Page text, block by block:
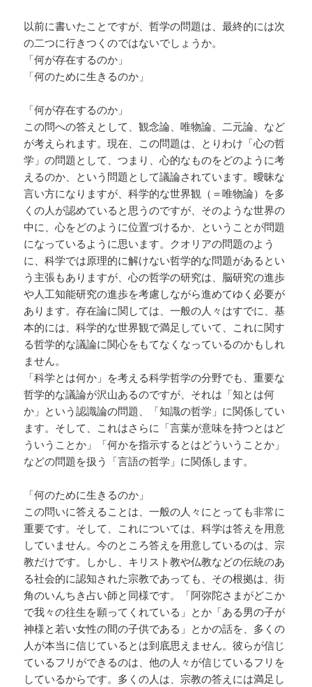
以前に書いたことですが、哲学の問題は、最終的には次
の二つに行きつくのではないでしょうか。
「何が存在するのか」
「何のために生きるのか」
「何が存在するのか」
この問への答えとして、観念論、唯物論、二元論、など
が考えられます。現在、この問題は、とりわけ「心の哲
学」の問題として、つまり、心的なものをどのように考
えるのか、という問題として議論されています。曖昧な
言い方になりますが、科学的な世界観（＝唯物論）を多
くの人が認めていると思うのですが、そのような世界の
中に、心をどのように位置づけるか、ということが問題
になっているように思います。クオリアの問題のよう
に、科学では原理的に解けない哲学的な問題があるとい
う主張もありますが、心の哲学の研究は、脳研究の進歩
や人工知能研究の進歩を考慮しながら進めてゆく必要が
あります。存在論に関しては、一般の人々はすでに、基
本的には、科学的な世界観で満足していて、これに関す
る哲学的な議論に関心をもてなくなっているのかもしれ
ません。
「科学とは何か」を考える科学哲学の分野でも、重要な
哲学的な議論が沢山あるのですが、それは「知とは何
か」という認識論の問題、「知識の哲学」に関係してい
ます。そして、これはさらに「言葉が意味を持つとはど
ういうことか」「何かを指示するとはどういうことか」
などの問題を扱う「言語の哲学」に関係します。
「何のために生きるのか」
この問いに答えることは、一般の人々にとっても非常に
重要です。そして、これについては、科学は答えを用意
していません。今のところ答えを用意しているのは、宗
教だけです。しかし、キリスト教や仏教などの伝統のあ
る社会的に認知された宗教であっても、その根拠は、街
角のいんちき占い師と同様です。「阿弥陀さまがどこか
で我々の往生を願ってくれている」とか「ある男の子が
神様と若い女性の間の子供である」とかの話を、多くの
人が本当に信じているとは到底思えません。彼らが信じ
ているフリができるのは、他の人々が信じているフリを
しているからです。多くの人は、宗教の答えには満足し